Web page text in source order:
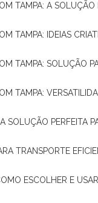
TAMPA: A
TAMPA: IDEIAS
TAMPA: SOLUÇÃO
TAMPA:
SOLUÇÃO PERFEITA
TRANSPORTE
ESCOLHER E